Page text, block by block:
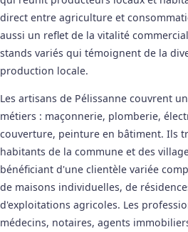
direct entre agriculture et
aussi un reflet de la vitalité
stands variés qui témoignent de la
production locale.
Les artisans de Pélissanne couvrent
métiers : maçonnerie, plomberie,
couverture, peinture en bâtiment. Ils
habitants de la commune et des
bénéficiant d'une clientèle variée
de maisons individuelles, de
d'exploitations agricoles. Les
médecins, notaires, agents